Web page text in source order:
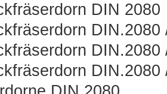
DIN 2080
DIN.2080
DIN.2080
DIN.2080